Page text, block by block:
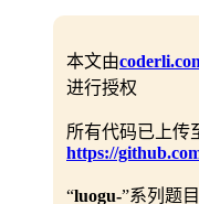
本文由
进行授权
所有代码已上传
https://
“luogu-”系列题